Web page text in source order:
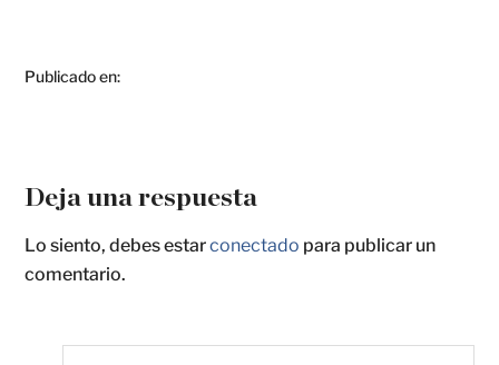
Publicado en:
Deja una respuesta
Lo siento, debes estarconectado para publicar un
comentario.